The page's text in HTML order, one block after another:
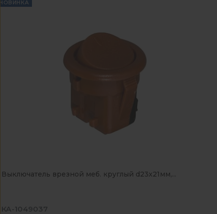
Выключатель врезной меб. круглый d23х21мм,...
КА-1049037